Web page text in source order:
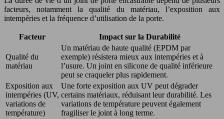
facteurs, notamment la qualité du matériau, l’exposition aux
intempéries et la fréquence d’utilisation de la porte.
Facteur Impact sur la Durabilité
Qualité du
matériau
Un matériau de haute qualité (EPDM par
exemple) résistera mieux aux intempéries et à
l’usure. Un joint en silicone de qualité inférieure
peut se craqueler plus rapidement.
Exposition aux
intempéries (UV,
variations de
température)
Une forte exposition aux UV peut dégrader
certains matériaux, réduisant leur durabilité. Les
variations de température peuvent également
fragiliser le joint à long terme.